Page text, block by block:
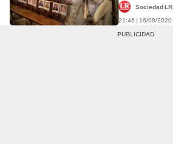
Sociedad LR
21:46 | 16/08/2020